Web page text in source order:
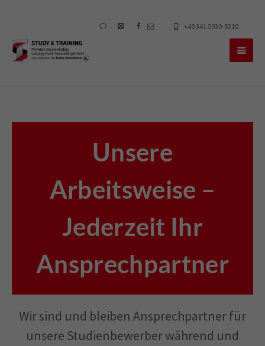
+49 341 3939-5310
Unsere
Arbeitsweise –
Jederzeit Ihr
Ansprechpartner
Wir sind und bleiben Ansprechpartner für
unsere Studienbewerber während und